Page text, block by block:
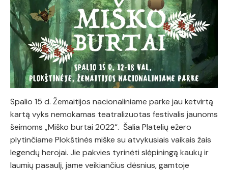
Spalio 15 d. Žemaitijos nacionaliniame parke jau ketvirtą
kartą vyks nemokamas teatralizuotas festivalis jaunoms
šeimoms „Miško burtai 2022“. Šalia Platelių ežero
plytinčiame Plokštinės miške su atvykusiais vaikais žais
legendų herojai. Jie pakvies tyrinėti slėpiningą kaukų ir
laumių pasaulį, jame veikiančius dėsnius, gamtoje